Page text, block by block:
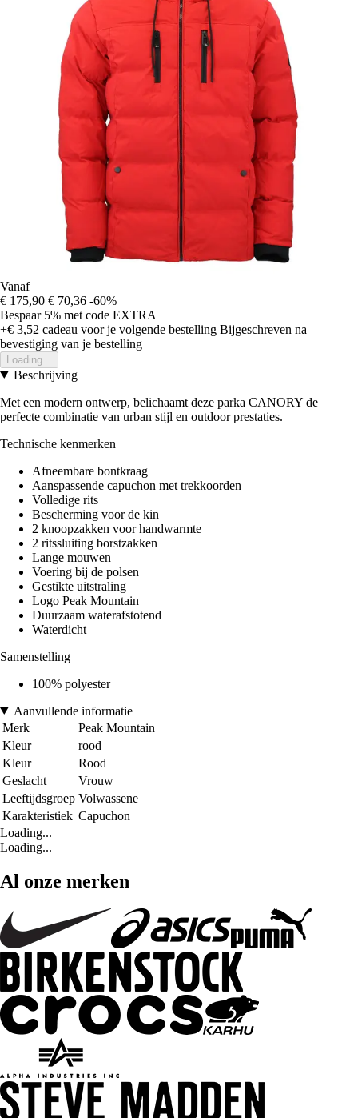
Vanaf
€ 175,90 € 70,36 -60%
Bespaar 5% met code EXTRA
+€ 3,52 cadeau voor je volgende bestelling Bijgeschreven na
bevestiging van je bestelling
Loading...
Beschrijving
Met een modern ontwerp, belichaamt deze parka CANORY de
perfecte combinatie van urban stijl en outdoor prestaties.
Technische kenmerken
Afneembare bontkraag
Aanspassende capuchon met trekkoorden
Volledige rits
Bescherming voor de kin
2 knoopzakken voor handwarmte
2 ritssluiting borstzakken
Lange mouwen
Voering bij de polsen
Gestikte uitstraling
Logo Peak Mountain
Duurzaam waterafstotend
Waterdicht
Samenstelling
100% polyester
Aanvullende informatie
Merk
Peak Mountain
Kleur
rood
Kleur
Rood
Geslacht
Vrouw
Leeftijdsgroep Volwassene
Karakteristiek Capuchon
Loading...
Loading...
Al onze merken